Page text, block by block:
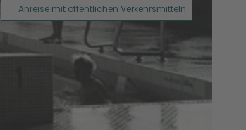
Anreise mit öffentlichen Verkehrsmitteln